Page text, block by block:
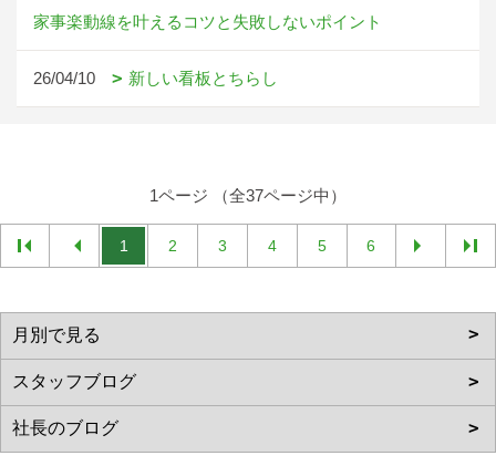
家事楽動線を叶えるコツと失敗しないポイント
26/04/10 新しい看板とちらし
1ページ （全37ページ中）
1 2 3 4 5 6